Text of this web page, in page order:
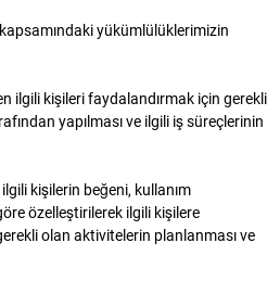
yükümlülüklerimizin
ilgili kişileri faydalandırmak için gerekli
yapılması ve ilgili iş süreçlerinin
kişilerin beğeni, kullanım
özelleştirilerek ilgili kişilere
olan aktivitelerin planlanması ve